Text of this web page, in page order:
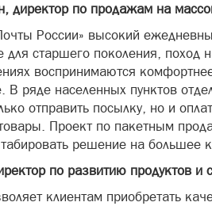
директор по продажам на
России» высокий
для старшего поколения, поход
воспринимаются
В ряде населенных пунктов
отправить посылку, но и
Проект по пакетным
решение на большее
по развитию продуктов и
клиентам приобретать